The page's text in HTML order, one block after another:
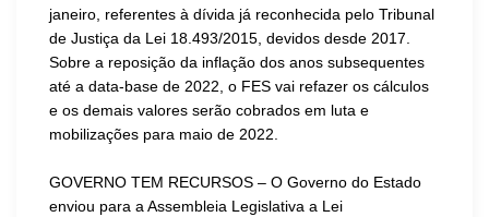
janeiro, referentes à dívida já reconhecida pelo Tribunal
de Justiça da Lei 18.493/2015, devidos desde 2017.
Sobre a reposição da inflação dos anos subsequentes
até a data-base de 2022, o FES vai refazer os cálculos
e os demais valores serão cobrados em luta e
mobilizações para maio de 2022.
GOVERNO TEM RECURSOS – O Governo do Estado
enviou para a Assembleia Legislativa a Lei